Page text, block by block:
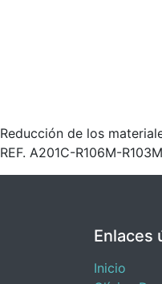
Reducción de los
REF. A201C-R106M-
Enlaces
Inicio